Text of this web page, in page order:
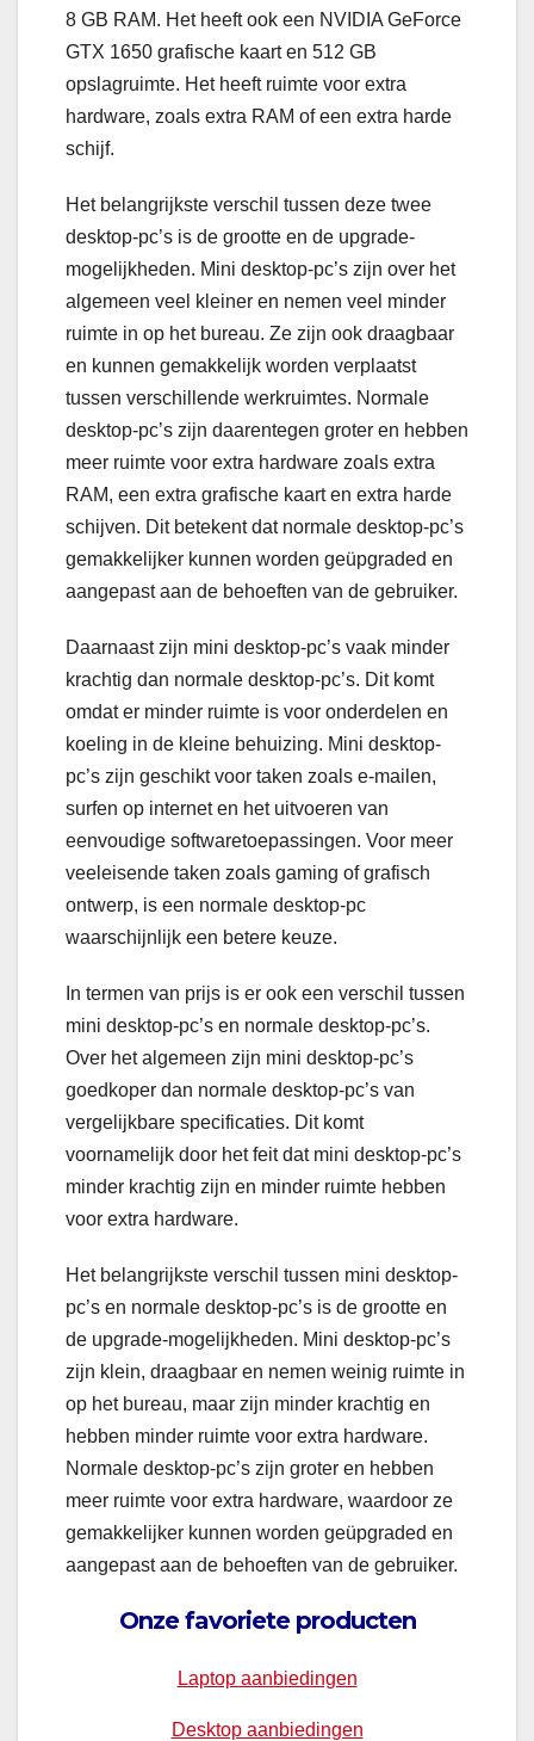
8 GB RAM. Het heeft ook een NVIDIA GeForce
GTX 1650 grafische kaart en 512 GB
opslagruimte. Het heeft ruimte voor extra
hardware, zoals extra RAM of een extra harde
schijf.
Het belangrijkste verschil tussen deze twee
desktop-pc’s is de grootte en de upgrade-
mogelijkheden. Mini desktop-pc’s zijn over het
algemeen veel kleiner en nemen veel minder
ruimte in op het bureau. Ze zijn ook draagbaar
en kunnen gemakkelijk worden verplaatst
tussen verschillende werkruimtes. Normale
desktop-pc’s zijn daarentegen groter en hebben
meer ruimte voor extra hardware zoals extra
RAM, een extra grafische kaart en extra harde
schijven. Dit betekent dat normale desktop-pc’s
gemakkelijker kunnen worden geüpgraded en
aangepast aan de behoeften van de gebruiker.
Daarnaast zijn mini desktop-pc’s vaak minder
krachtig dan normale desktop-pc’s. Dit komt
omdat er minder ruimte is voor onderdelen en
koeling in de kleine behuizing. Mini desktop-
pc’s zijn geschikt voor taken zoals e-mailen,
surfen op internet en het uitvoeren van
eenvoudige softwaretoepassingen. Voor meer
veeleisende taken zoals gaming of grafisch
ontwerp, is een normale desktop-pc
waarschijnlijk een betere keuze.
In termen van prijs is er ook een verschil tussen
mini desktop-pc’s en normale desktop-pc’s.
Over het algemeen zijn mini desktop-pc’s
goedkoper dan normale desktop-pc’s van
vergelijkbare specificaties. Dit komt
voornamelijk door het feit dat mini desktop-pc’s
minder krachtig zijn en minder ruimte hebben
voor extra hardware.
Het belangrijkste verschil tussen mini desktop-
pc’s en normale desktop-pc’s is de grootte en
de upgrade-mogelijkheden. Mini desktop-pc’s
zijn klein, draagbaar en nemen weinig ruimte in
op het bureau, maar zijn minder krachtig en
hebben minder ruimte voor extra hardware.
Normale desktop-pc’s zijn groter en hebben
meer ruimte voor extra hardware, waardoor ze
gemakkelijker kunnen worden geüpgraded en
aangepast aan de behoeften van de gebruiker.
Onze favoriete producten
Laptop aanbiedingen
Desktop aanbiedingen